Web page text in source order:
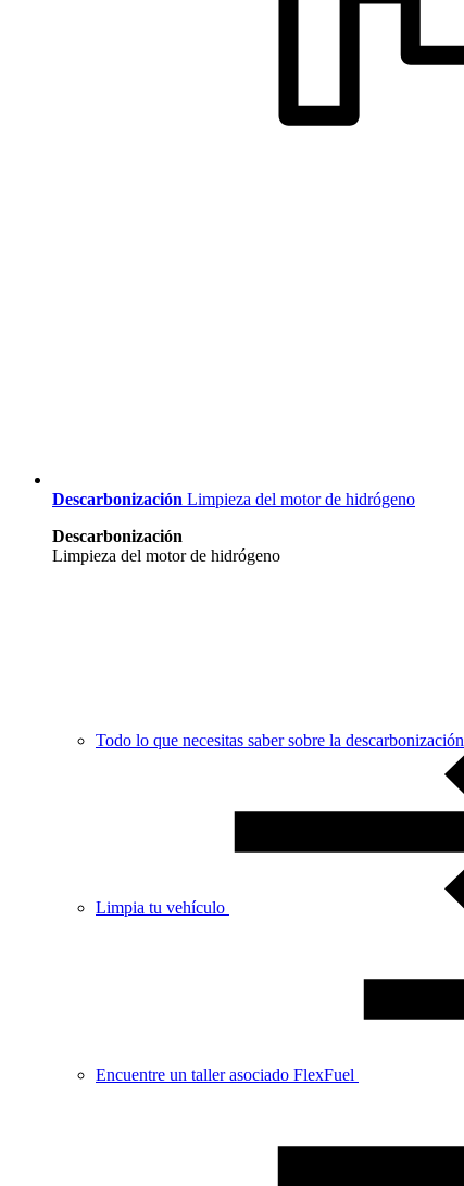
Descarbonización Limpieza del motor de hidrógeno
Descarbonización
Limpieza del motor de hidrógeno
Todo lo que necesitas saber sobre la descarbonización
Limpia tu vehículo
Encuentre un taller asociado FlexFuel